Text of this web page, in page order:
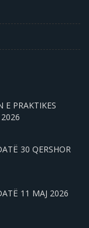
E PRAKTIKES
30 QERSHOR
11 MAJ 2026